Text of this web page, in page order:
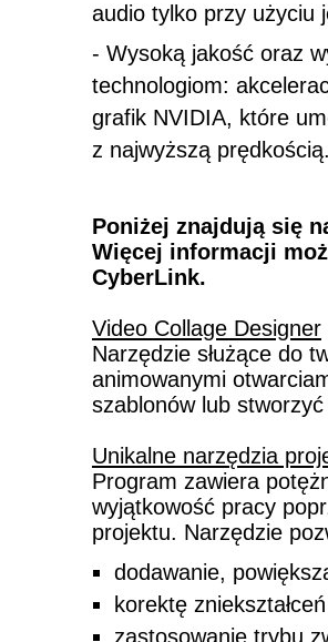
audio tylko przy użyciu
- Wysoką jakość oraz
technologiom:
grafik NVIDIA, które
z najwyższą
Poniżej znajdują się
Więcej informacji
CyberLink.
Video Collage Designer
Narzędzie służące do
animowanymi
szablonów lub
Unikalne narzędzia
Program zawiera
wyjątkowość pracy
projektu. Narzędzie
dodawanie,
korektę
zastosowanie trybu